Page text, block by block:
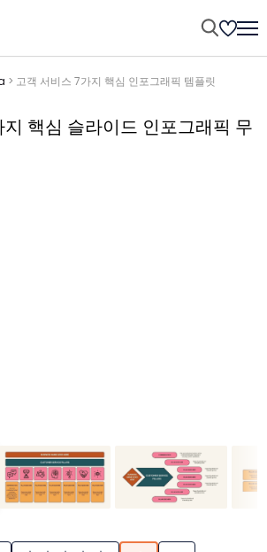
> 고객 서비스 7가지 핵심 인포그래픽 템플릿
핵심 슬라이드 인포그래픽 무